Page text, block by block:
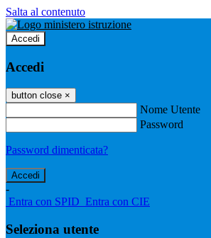
Salta al contenuto
Accedi
Accedi
button close ×
Nome Utente
Password
Password dimenticata?
-
Entra con SPID Entra con CIE
Seleziona utente